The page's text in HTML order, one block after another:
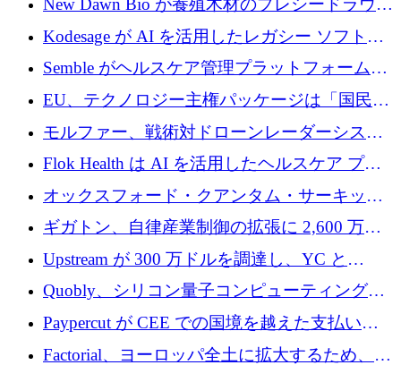
New Dawn Bio が養殖木材のプレシードラウン
ドで 210 万ユーロを調達
Kodesage が AI を活用したレガシー ソフトウ
ェアの最新化のために 660 万ドルを調達
Semble がヘルスケア管理プラットフォームを
拡大するためにシリーズ C で 3,000 万ポンド
を調達
EU、テクノロジー主権パッケージは「国民の
保護」に関するものだと発言
モルファー、戦術対ドローンレーダーシステ
ムを最前線に近づけるために150万ユーロを調
Flok Health は AI を活用したヘルスケア プラ
ットフォームの成長に 1,250 万ドルを投資
オックスフォード・クアンタム・サーキット
が「成人向け」2億6,000万ポンドの資金調達
ラウンドを獲得
ギガトン、自律産業制御の拡張に 2,600 万ド
ルを調達
Upstream が 300 万ドルを調達し、YC と
Xavier Niel が支援する共同 AI 受信箱を立ち上
Quobly、シリコン量子コンピューティングの
商用化のためにシリーズ A で 1 億 1,500 万ユ
ーロを調達
Paypercut が CEE での国境を越えた支払いを
拡大するために 500 万ユーロを確保
Factorial、ヨーロッパ全土に拡大するため、25